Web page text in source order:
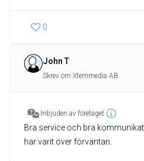
0
John T
Skrev om Xternmedia AB
Inbjuden av företaget
Bra service och bra
har varit över förväntan.